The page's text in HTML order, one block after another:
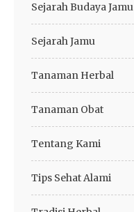
Sejarah Budaya Jamu
Sejarah Jamu
Tanaman Herbal
Tanaman Obat
Tentang Kami
Tips Sehat Alami